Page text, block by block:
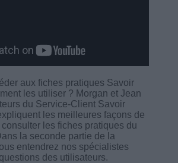
aux fiches pratiques Savoir
les utiliser ? Morgan et Jean
du Service-Client Savoir
les meilleures façons de
les fiches pratiques du
la seconde partie de la
entendrez nos spécialistes
des utilisateurs.